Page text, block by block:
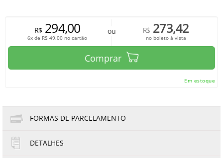
R$294,00
6x de R$ 49,00 no cartão
ou R$ 273,42
no boleto à vista
Comprar
Em estoque
FORMAS DE PARCELAMENTO
1x de R$294,00
DETALHES